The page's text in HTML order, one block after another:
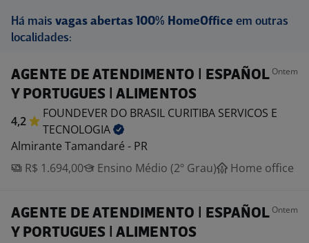
Há mais vagas abertas 100% HomeOffice em outras
localidades:
AGENTE DE ATENDIMENTO | ESPAÑOL
Y PORTUGUES | ALIMENTOS
Ontem
4,2
FOUNDEVER DO BRASIL CURITIBA SERVICOS E
TECNOLOGIA
Almirante Tamandaré - PR
R$ 1.694,00
Ensino Médio (2º Grau) Home office
AGENTE DE ATENDIMENTO | ESPAÑOL
Y PORTUGUES | ALIMENTOS
Ontem